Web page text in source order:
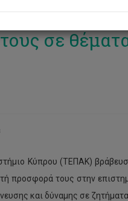
του ΤΕΠΑΚ
σε
Κύπρου (ΤΕΠΑΚ)
προσφορά τους στην
και δύναμης σε